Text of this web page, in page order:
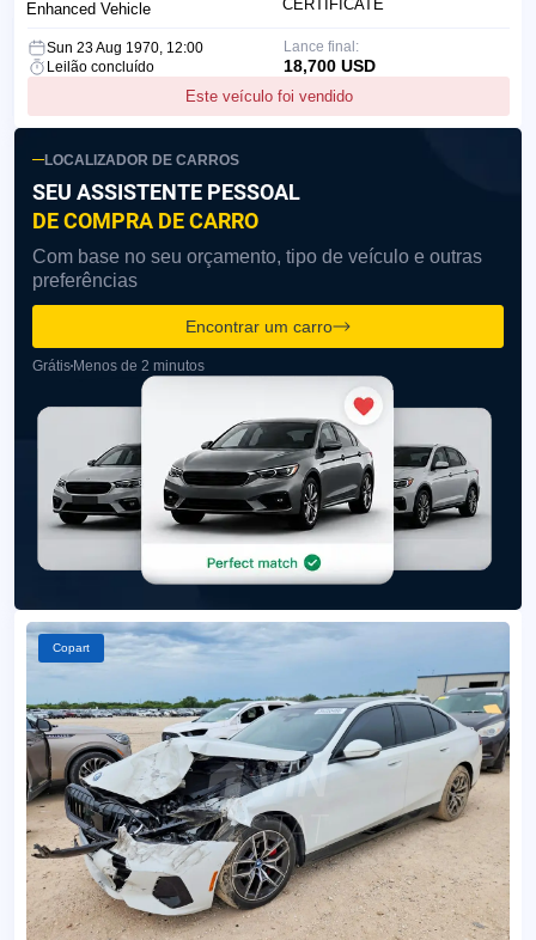
CERTIFICATE
Enhanced Vehicle
Sun 23 Aug 1970, 12:00
Leilão concluído
Este veículo foi vendido
Lance final:
18,700 USD
LOCALIZADOR DE CARROS
SEU ASSISTENTE PESSOAL
DE COMPRA DE CARRO
Com base no seu orçamento, tipo de veículo e outras
preferências
Encontrar um carro
Grátis Menos de 2 minutos
Copart